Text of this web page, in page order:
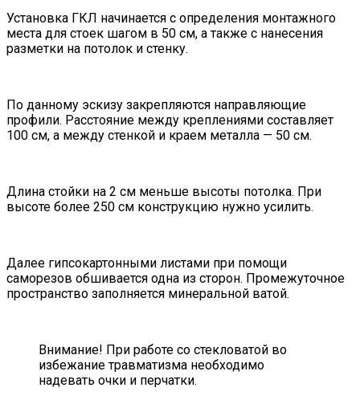
Установка ГКЛ начинается с определения монтажного
места для стоек шагом в 50 см, а также с нанесения
разметки на потолок и стенку.
По данному эскизу закрепляются направляющие
профили. Расстояние между креплениями составляет
100 см, а между стенкой и краем металла — 50 см.
Длина стойки на 2 см меньше высоты потолка. При
высоте более 250 см конструкцию нужно усилить.
Далее гипсокартонными листами при помощи
саморезов обшивается одна из сторон. Промежуточное
пространство заполняется минеральной ватой.
Внимание! При работе со стекловатой во
избежание травматизма необходимо
надевать очки и перчатки.